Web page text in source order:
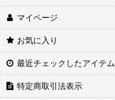
マイページ
お気に入り
最近チェックしたアイテム
特定商取引法表示